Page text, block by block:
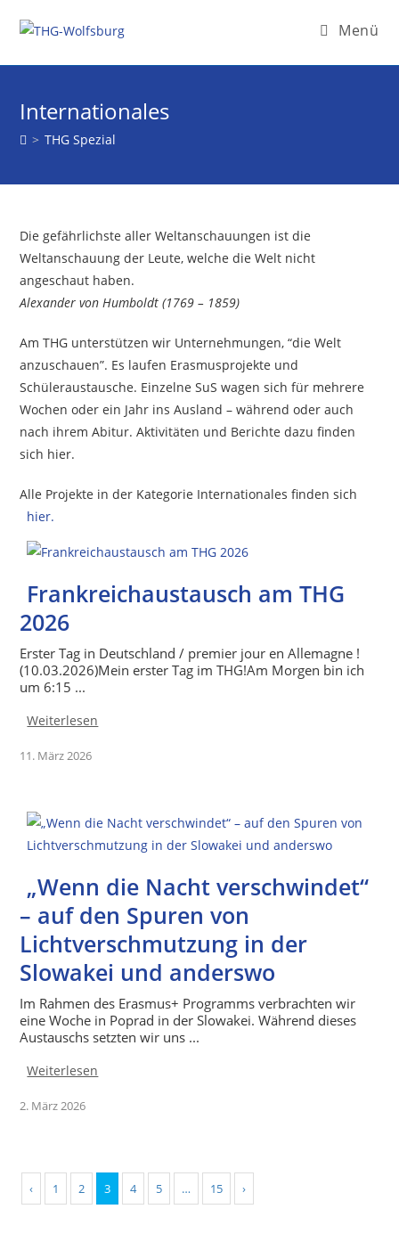
Menü
Internationales
> THG Spezial
Die gefährlichste aller Weltanschauungen ist die
Weltanschauung der Leute, welche die Welt nicht
angeschaut haben.
Alexander von Humboldt (1769 – 1859)
Am THG unterstützen wir Unternehmungen, “die Welt
anzuschauen”. Es laufen Erasmusprojekte und
Schüleraustausche. Einzelne SuS wagen sich für mehrere
Wochen oder ein Jahr ins Ausland – während oder auch
nach ihrem Abitur. Aktivitäten und Berichte dazu finden
sich hier.
Alle Projekte in der Kategorie Internationales finden sich
hier.
Frankreichaustausch am THG
2026
Erster Tag in Deutschland / premier jour en Allemagne !
(10.03.2026)Mein erster Tag im THG!Am Morgen bin ich
um 6:15 ...
Weiterlesen
11. März 2026
„Wenn die Nacht verschwindet“
– auf den Spuren von
Lichtverschmutzung in der
Slowakei und anderswo
Im Rahmen des Erasmus+ Programms verbrachten wir
eine Woche in Poprad in der Slowakei. Während dieses
Austauschs setzten wir uns ...
Weiterlesen
2. März 2026
‹ 1 2 3 4 5 … 15 ›